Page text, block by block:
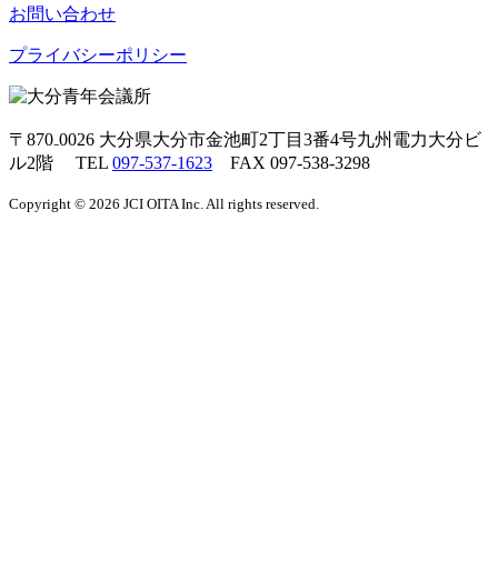
お問い合わせ
プライバシーポリシー
〒870₋0026 大分県大分市金池町2丁目3番4号九州電力大分ビ
ル2階 TEL 097-537-1623 FAX 097-538-3298
Copyright © 2026 JCI OITA Inc. All rights reserved.